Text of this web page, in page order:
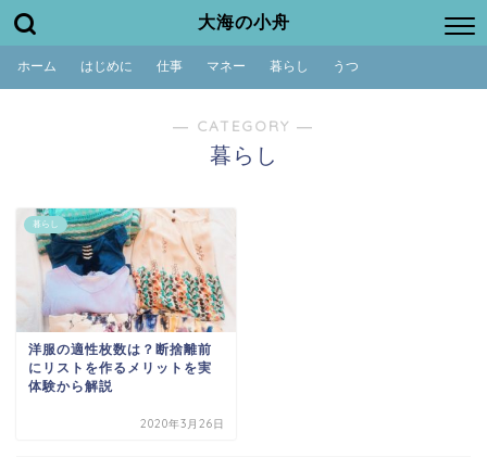
大海の小舟
ホーム はじめに 仕事 マネー 暮らし うつ
― CATEGORY ―
暮らし
暮らし
洋服の適性枚数は？断捨離前
にリストを作るメリットを実
体験から解説
2020年3月26日